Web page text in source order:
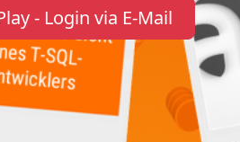
- Login via E-Mail